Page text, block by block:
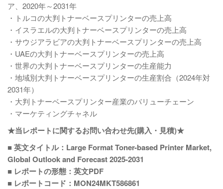
ア、2020年～2031年
・トルコの大判トナーベースプリンターの売上高
・イスラエルの大判トナーベースプリンターの売上高
・サウジアラビアの大判トナーベースプリンターの売上高
・UAEの大判トナーベースプリンターの売上高
・世界の大判トナーベースプリンターの生産能力
・地域別大判トナーベースプリンターの生産割合（2024年対
2031年）
・大判トナーベースプリンター産業のバリューチェーン
・マーケティングチャネル
★当レポートに関するお問い合わせ先(購入・見積)★
■ 英文タイトル：Large Format Toner-based Printer Market,
Global Outlook and Forecast 2025-2031
■ レポートの形態：英文PDF
■ レポートコード：MON24MKT586861